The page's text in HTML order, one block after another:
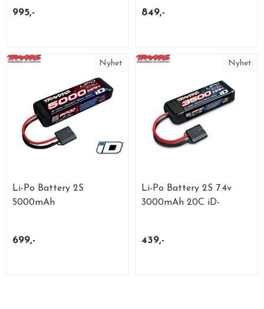
995,- 849,-
Nyhet
Li-Po Battery 2S
5000mAh
699,-
Nyhet
Li-Po Battery 2S 7.4v
3000mAh 20C iD-
439,-